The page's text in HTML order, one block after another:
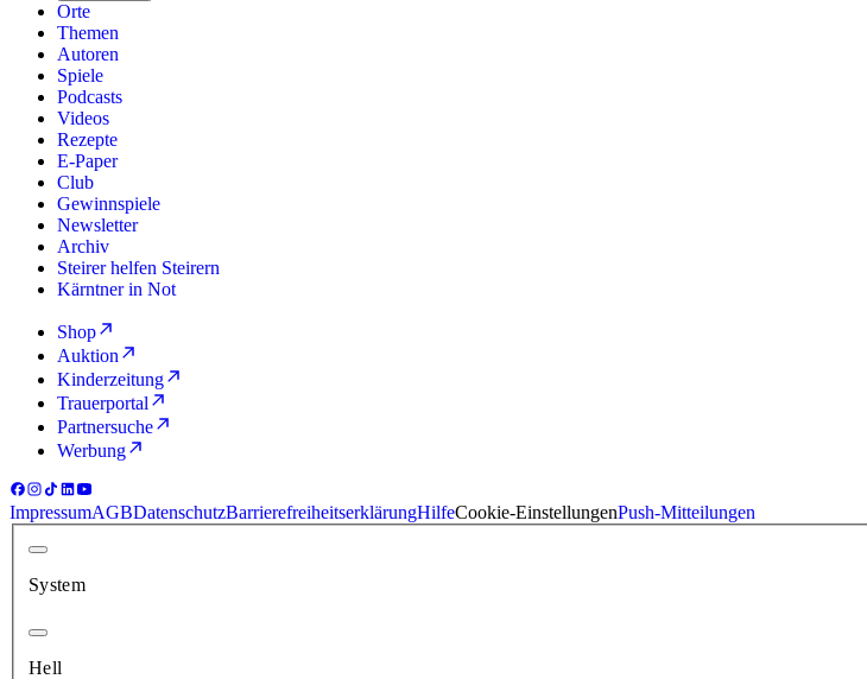
Orte
Themen
Autoren
Spiele
Podcasts
Videos
Rezepte
E-Paper
Club
Gewinnspiele
Newsletter
Archiv
Steirer helfen Steirern
Kärntner in Not
Shop
Auktion
Kinderzeitung
Trauerportal
Partnersuche
Werbung
ImpressumAGBDatenschutzBarrierefreiheitserklärungHilfeCookie-EinstellungenPush-Mitteilungen
System
Hell